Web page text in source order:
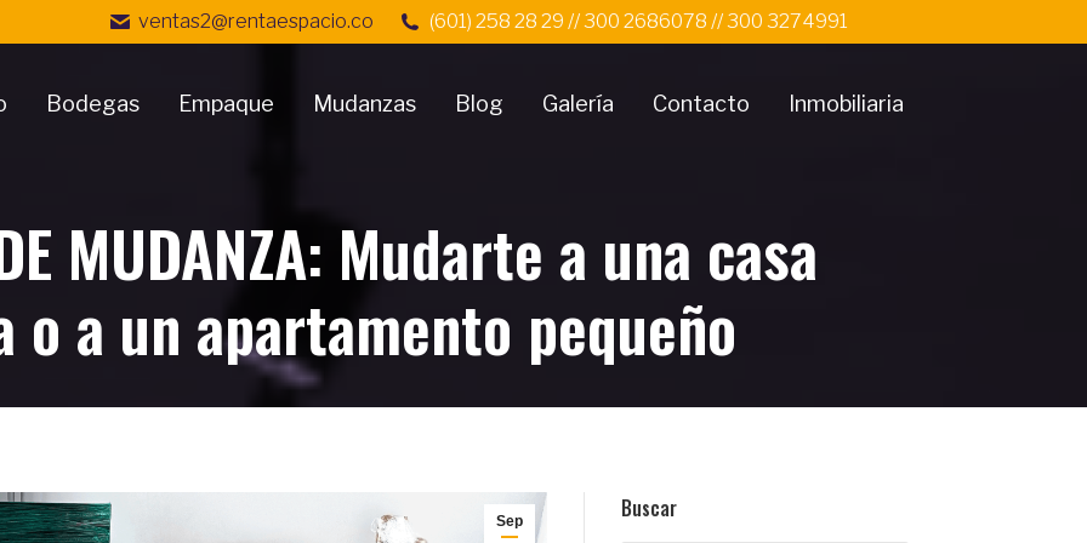
ventas2@rentaespacio.co (601) 258 28 29 // 300 2686078 // 300 3274991
Bodegas Empaque Mudanzas Blog Galería Contacto Inmobiliaria
MUDANZA: Mudarte a una casa
o a un apartamento pequeño
Sep Buscar